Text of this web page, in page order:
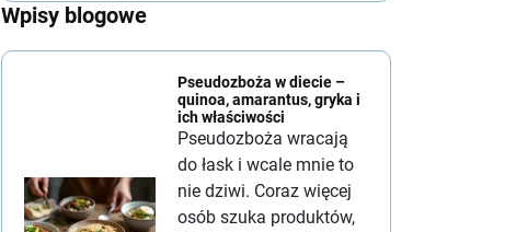
Wpisy blogowe
Pseudozboża w diecie –
quinoa, amarantus, gryka i
ich właściwości
Pseudozboża wracają
do łask i wcale mnie to
nie dziwi. Coraz więcej
osób szuka produktów,